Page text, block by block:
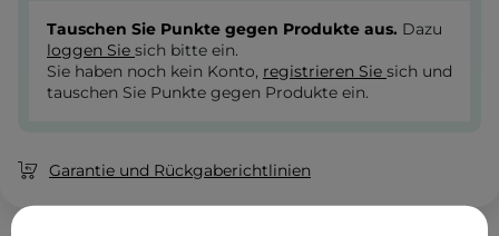
Tauschen Sie Punkte gegen Produkte aus. Dazu
loggen Sie sich bitte ein.
Sie haben noch kein Konto, registrieren Sie sich und
tauschen Sie Punkte gegen Produkte ein.
Garantie und Rückgaberichtlinien